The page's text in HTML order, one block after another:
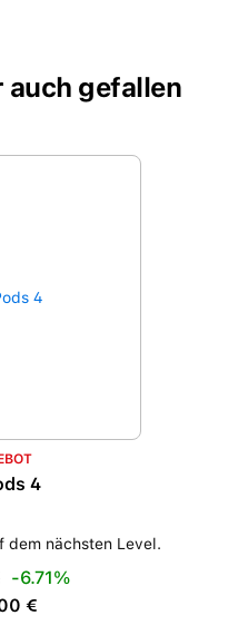
auch gefallen
4
dem nächsten Level.
Preis:
-6.71%
€